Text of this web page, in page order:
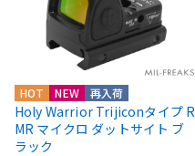
HOT NEW 再入荷
Holy Warrior Trijiconタイプ R
MR マイクロ ダットサイト ブ
ラック